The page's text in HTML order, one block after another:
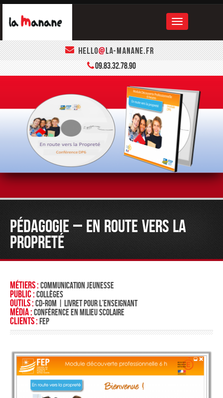
ACCUEIL
LA MANANE
CONTACT
09.83.32.78.90
PÉDAGOGIE – EN ROUTE VERS LA
PROPRETÉ
Métiers : Communication jeunesse
Public : Collèges
Outils : CD-rom | Livret pour l’enseignant
Média : Conférence en milieu scolaire
Clients : FEP